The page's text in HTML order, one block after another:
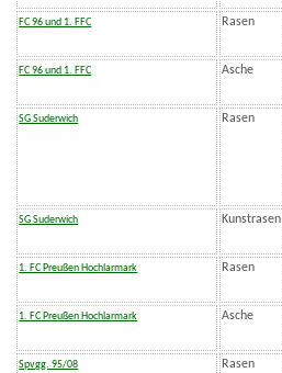
FC 96 und 1. FFC Rasen
FC 96 und 1. FFC Asche
SG Suderwich
Rasen
SG Suderwich Kunstrasen
1. FC Preußen Hochlarmark Rasen
1. FC Preußen Hochlarmark Asche
Spvgg. 95/08 Rasen